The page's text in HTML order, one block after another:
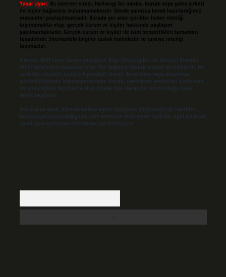
Yasal Uyarı: Bu internet sitesi, herhangi bir marka, kurum veya şahıs şirketi
ile hiçbir bağlantısı bulunmamaktadır. Sitede yalnızca kendi hazırladığımız
makaleler paylaşılmaktadır. Burada yer alan içerikler haber niteliği
taşımamakta olup, gerçek kurum ve kişiler hakkında paylaşım
yapılmamaktadır. Gerçek kurum ve kişiler ile isim benzerlikleri tamamen
tesadüfidir. Sitemizdeki bilgiler taslak halindedir ve tavsiye niteliği
taşımazlar.
Sitemiz, 5651 Sayılı Kanun gereğince Bilgi Teknolojileri ve İletişim Kurumu
(BTK) tarafından onaylanmış bir Yer Sağlayıcı olarak hizmet vermektedir. Bu
nedenle, sitedeki içerikleri proaktif olarak denetleme veya araştırma
yükümlülüğümüz bulunmamaktadır. Ancak, üyelerimiz yazdıkları içeriklerin
sorumluluğunu taşımakta olup, siteye üye olarak bu sorumluluğu kabul
etmiş sayılırlar.
Hukuka ve yasal düzenlemelere aykırı olduğunu düşündüğünüz içerikleri,
backlinkpanelicomtr@gmail.com
adresine bildirmeniz halinde, ilgili içerikler
yasal süre içerisinde sitemizden kaldırılacaktır.